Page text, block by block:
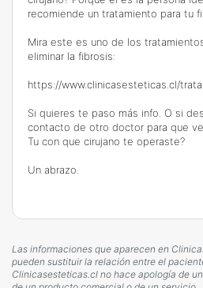
recomiende un tratamiento para tu
Mira este es uno de los
eliminar la fibrosis:
https://www.clinicasesteticas.cl/
Si quieres te paso más info. O si
contacto de otro doctor para que
Tu con que cirujano te operaste?
Un abrazo.
Las informaciones que aparecen en
pueden sustituir la relación entre el
Clinicasesteticas.cl no hace apología de